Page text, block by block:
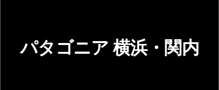
パタゴニア 横浜・関内